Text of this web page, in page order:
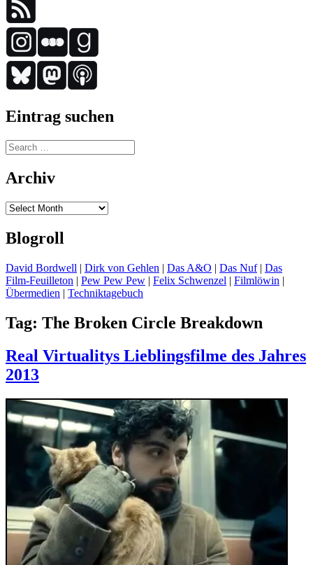
Eintrag suchen
Search
for:
Archiv
Archiv
Blogroll
David Bordwell | Dirk von Gehlen | Das A&O | Das Nuf| Das
Film-Feuilleton | Pew Pew Pew | Felix Schwenzel | Filmlöwin |
Übermedien | Techniktagebuch
Tag: The Broken Circle Breakdown
Real Virtualitys Lieblingsfilme des Jahres
2013